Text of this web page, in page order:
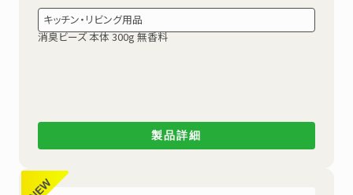
キッチン・リビング用品
消臭ビーズ 本体 300g 無香料
製品詳細